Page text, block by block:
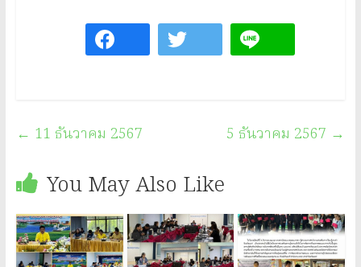
← 11 ธันวาคม 2567 5 ธันวาคม 2567 →
You May Also Like